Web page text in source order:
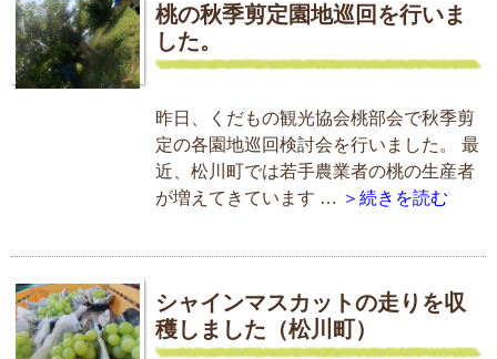
桃の秋季剪定園地巡回を行いま
した。
昨日、くだもの観光協会桃部会で秋季剪
定の各園地巡回検討会を行いました。 最
近、松川町では若手農業者の桃の生産者
が増えてきています … ＞続きを読む
シャインマスカットの走りを収
穫しました（松川町）